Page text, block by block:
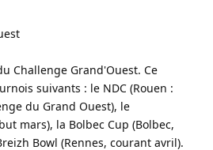
Challenge Grand'Ouest. Ce
suivants : le NDC (Rouen :
du Grand Ouest), le
mars), la Bolbec Cup (Bolbec,
Bowl (Rennes, courant avril).